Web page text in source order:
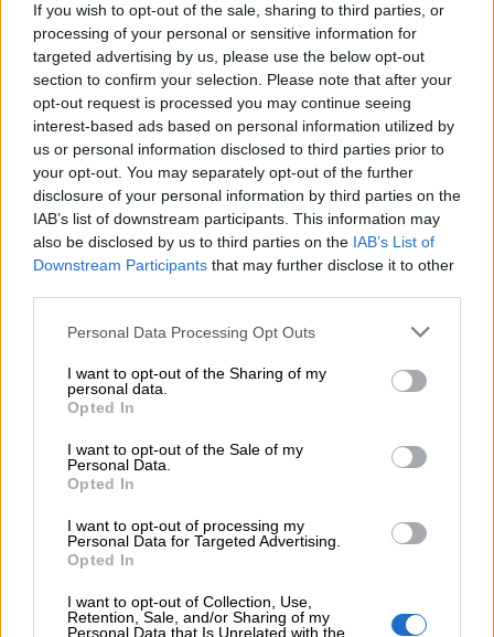
If you wish to opt-out of the sale, sharing to third parties, or
processing of your personal or sensitive information for
targeted advertising by us, please use the below opt-out
section to confirm your selection. Please note that after your
opt-out request is processed you may continue seeing
interest-based ads based on personal information utilized by
us or personal information disclosed to third parties prior to
your opt-out. You may separately opt-out of the further
disclosure of your personal information by third parties on the
IAB’s list of downstream participants. This information may
also be disclosed by us to third parties on the IAB’s List of
Downstream Participants that may further disclose it to other
Please note that this website/app uses one or more Google
not limited to your visit or usage behaviour. You may click to
grant or deny consent to Google and its third-party tags to
use your data for below specified purposes in below Google
consent section.
Personal Data Processing Opt Outs
I want to opt-out of the Sharing of my
personal data.
Opted In
I want to opt-out of the Sale of my
Personal Data.
Opted In
I want to opt-out of processing my
Personal Data for Targeted Advertising.
Opted In
I want to opt-out of Collection, Use,
Retention, Sale, and/or Sharing of my
Personal Data that Is Unrelated with the
ettevõtjatena ja kogu firma on soomlastest
üksikisikute omandis. Ettevõte tegutseb viies riigis
– Soomes, Rootsis, Saksamaal, Eestis ja Lätis.
Eesti poole peal on eestvedajaksHenry Arnhold
kellel on pikaajaline kogemus pereettevõttes ning
turunduse ja PR valdkonnas. Henry on samuti
aktiivne JCI (Ettevõtlikud Eesti Noored) liige, kus
ta muu seas oli JCI Baltic Conference 2013 direktor
ja 2016 JCI eesti rahvuskoja juhatuses
strateegiliste küsimuste eest vastutav. Henry
ülesandeks on ka erinevate riikide arveldusega
seonduva mõistmine ning sellest tuleneva turule
sisenemiste strateegiate koostamine ja elluviimine.
Tiina Rüütlevastutab selle eest, et
raamatupidamisega seonduv Isolta teenuses
ettevõtluses pikaajalised kogemused. Aastast 1999
on ta majandanud oma raamatupidamisfirmaga, kust
ettevõtlusega seonduvate seadustega. Enne seda